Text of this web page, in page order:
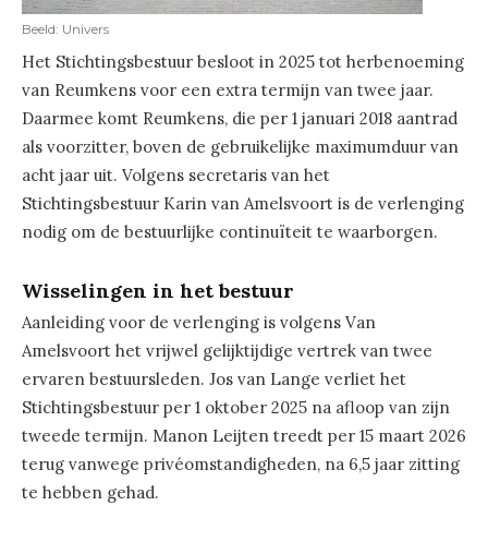
Beeld: Univers
Het Stichtingsbestuur besloot in 2025 tot herbenoeming
van Reumkens voor een extra termijn van twee jaar.
Daarmee komt Reumkens, die per 1 januari 2018 aantrad
als voorzitter, boven de gebruikelijke maximumduur van
acht jaar uit. Volgens secretaris van het
Stichtingsbestuur Karin van Amelsvoort is de verlenging
nodig om de bestuurlijke continuïteit te waarborgen.
Wisselingen in het bestuur
Aanleiding voor de verlenging is volgens Van
Amelsvoort het vrijwel gelijktijdige vertrek van twee
ervaren bestuursleden. Jos van Lange verliet het
Stichtingsbestuur per 1 oktober 2025 na afloop van zijn
tweede termijn. Manon Leijten treedt per 15 maart 2026
terug vanwege privéomstandigheden, na 6,5 jaar zitting
te hebben gehad.